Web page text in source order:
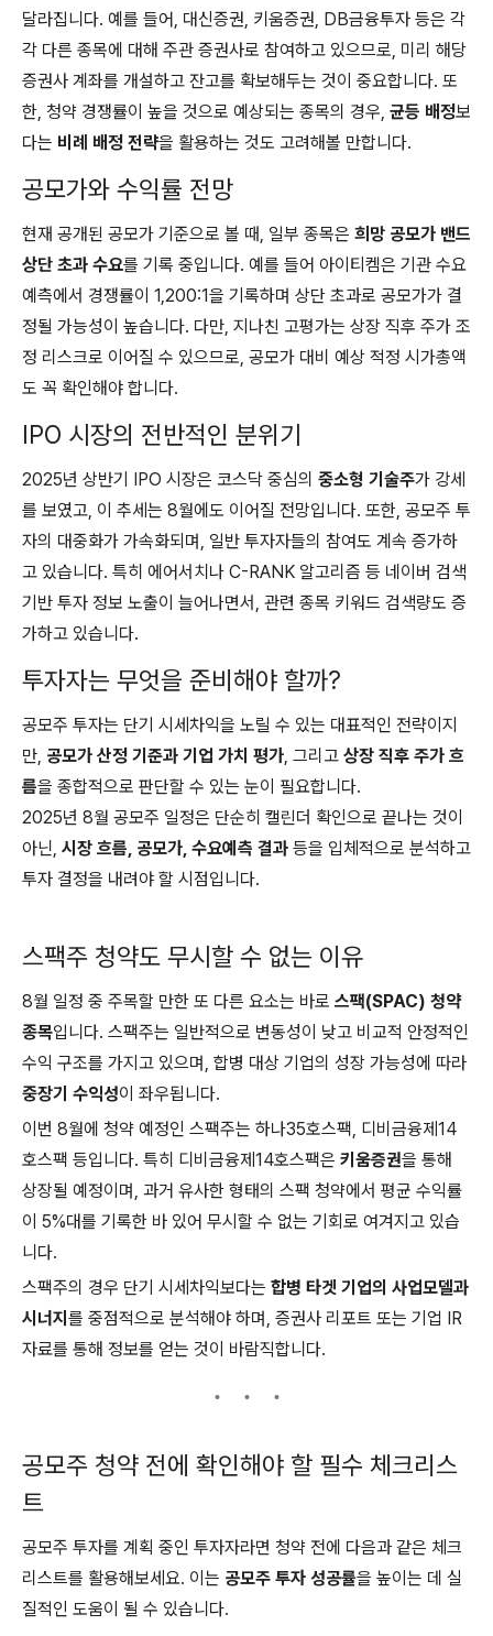
달라집니다. 예를 들어, 대신증권, 키움증권, DB금융투자 등은 각
각 다른 종목에 대해 주관 증권사로 참여하고 있으므로, 미리 해당
증권사 계좌를 개설하고 잔고를 확보해두는 것이 중요합니다. 또
한, 청약 경쟁률이 높을 것으로 예상되는 종목의 경우, 균등 배정보
다는 비례 배정 전략을 활용하는 것도 고려해볼 만합니다.
공모가와 수익률 전망
현재 공개된 공모가 기준으로 볼 때, 일부 종목은 희망 공모가 밴드
상단 초과 수요를 기록 중입니다. 예를 들어 아이티켐은 기관 수요
예측에서 경쟁률이 1,200:1을 기록하며 상단 초과로 공모가가 결
정될 가능성이 높습니다. 다만, 지나친 고평가는 상장 직후 주가 조
정 리스크로 이어질 수 있으므로, 공모가 대비 예상 적정 시가총액
도 꼭 확인해야 합니다.
IPO 시장의 전반적인 분위기
2025년 상반기 IPO 시장은 코스닥 중심의 중소형 기술주가 강세
를 보였고, 이 추세는 8월에도 이어질 전망입니다. 또한, 공모주 투
자의 대중화가 가속화되며, 일반 투자자들의 참여도 계속 증가하
고 있습니다. 특히 에어서치나 C-RANK 알고리즘 등 네이버 검색
기반 투자 정보 노출이 늘어나면서, 관련 종목 키워드 검색량도 증
가하고 있습니다.
투자자는 무엇을 준비해야 할까?
공모주 투자는 단기 시세차익을 노릴 수 있는 대표적인 전략이지
만, 공모가 산정 기준과 기업 가치 평가, 그리고 상장 직후 주가 흐
름을 종합적으로 판단할 수 있는 눈이 필요합니다.
2025년 8월 공모주 일정은 단순히 캘린더 확인으로 끝나는 것이
아닌, 시장 흐름, 공모가, 수요예측 결과 등을 입체적으로 분석하고
투자 결정을 내려야 할 시점입니다.
스팩주 청약도 무시할 수 없는 이유
8월 일정 중 주목할 만한 또 다른 요소는 바로 스팩(SPAC) 청약
종목입니다. 스팩주는 일반적으로 변동성이 낮고 비교적 안정적인
수익 구조를 가지고 있으며, 합병 대상 기업의 성장 가능성에 따라
중장기 수익성이 좌우됩니다.
이번 8월에 청약 예정인 스팩주는 하나35호스팩, 디비금융제14
호스팩 등입니다. 특히 디비금융제14호스팩은 키움증권을 통해
상장될 예정이며, 과거 유사한 형태의 스팩 청약에서 평균 수익률
이 5%대를 기록한 바 있어 무시할 수 없는 기회로 여겨지고 있습
니다.
스팩주의 경우 단기 시세차익보다는 합병 타겟 기업의 사업모델과
시너지 를 중점적으로 분석해야 하며, 증권사 리포트 또는 기업 IR
자료를 통해 정보를 얻는 것이 바람직합니다.
공모주 청약 전에 확인해야 할 필수 체크리스
트
공모주 투자를 계획 중인 투자자라면 청약 전에 다음과 같은 체크
리스트를 활용해보세요. 이는 공모주 투자 성공률을 높이는 데 실
질적인 도움이 될 수 있습니다.